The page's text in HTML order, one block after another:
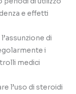
e effetti
di
i
medici
l’uso di steroidi